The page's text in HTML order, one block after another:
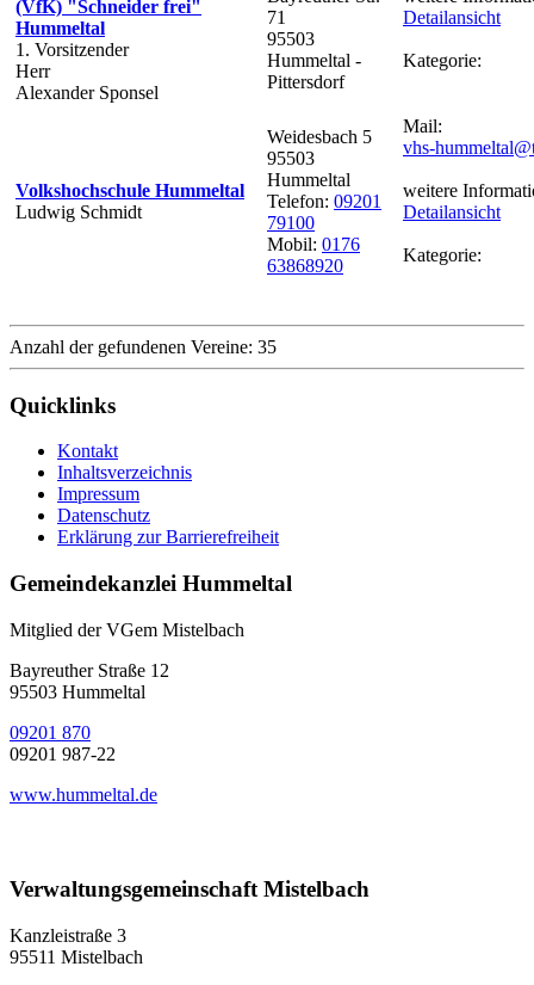
(VfK) "Schneider frei"
Hummeltal
1. Vorsitzender
Herr
Alexander Sponsel
71
95503
Hummeltal -
Pittersdorf
Detailansicht
Kategorie:
Volkshochschule Hummeltal
Ludwig Schmidt
Weidesbach 5
95503
Hummeltal
Telefon: 09201
79100
Mobil: 0176
63868920
Mail:
vhs-
weitere
Detailansicht
Kategorie:
Anzahl der gefundenen Vereine: 35
Quicklinks
Kontakt
Inhaltsverzeichnis
Impressum
Datenschutz
Erklärung zur Barrierefreiheit
Gemeindekanzlei Hummeltal
Mitglied der VGem Mistelbach
Bayreuther Straße 12
95503 Hummeltal
09201 870
09201 987-22
www.hummeltal.de
Verwaltungsgemeinschaft Mistelbach
Kanzleistraße 3
95511 Mistelbach